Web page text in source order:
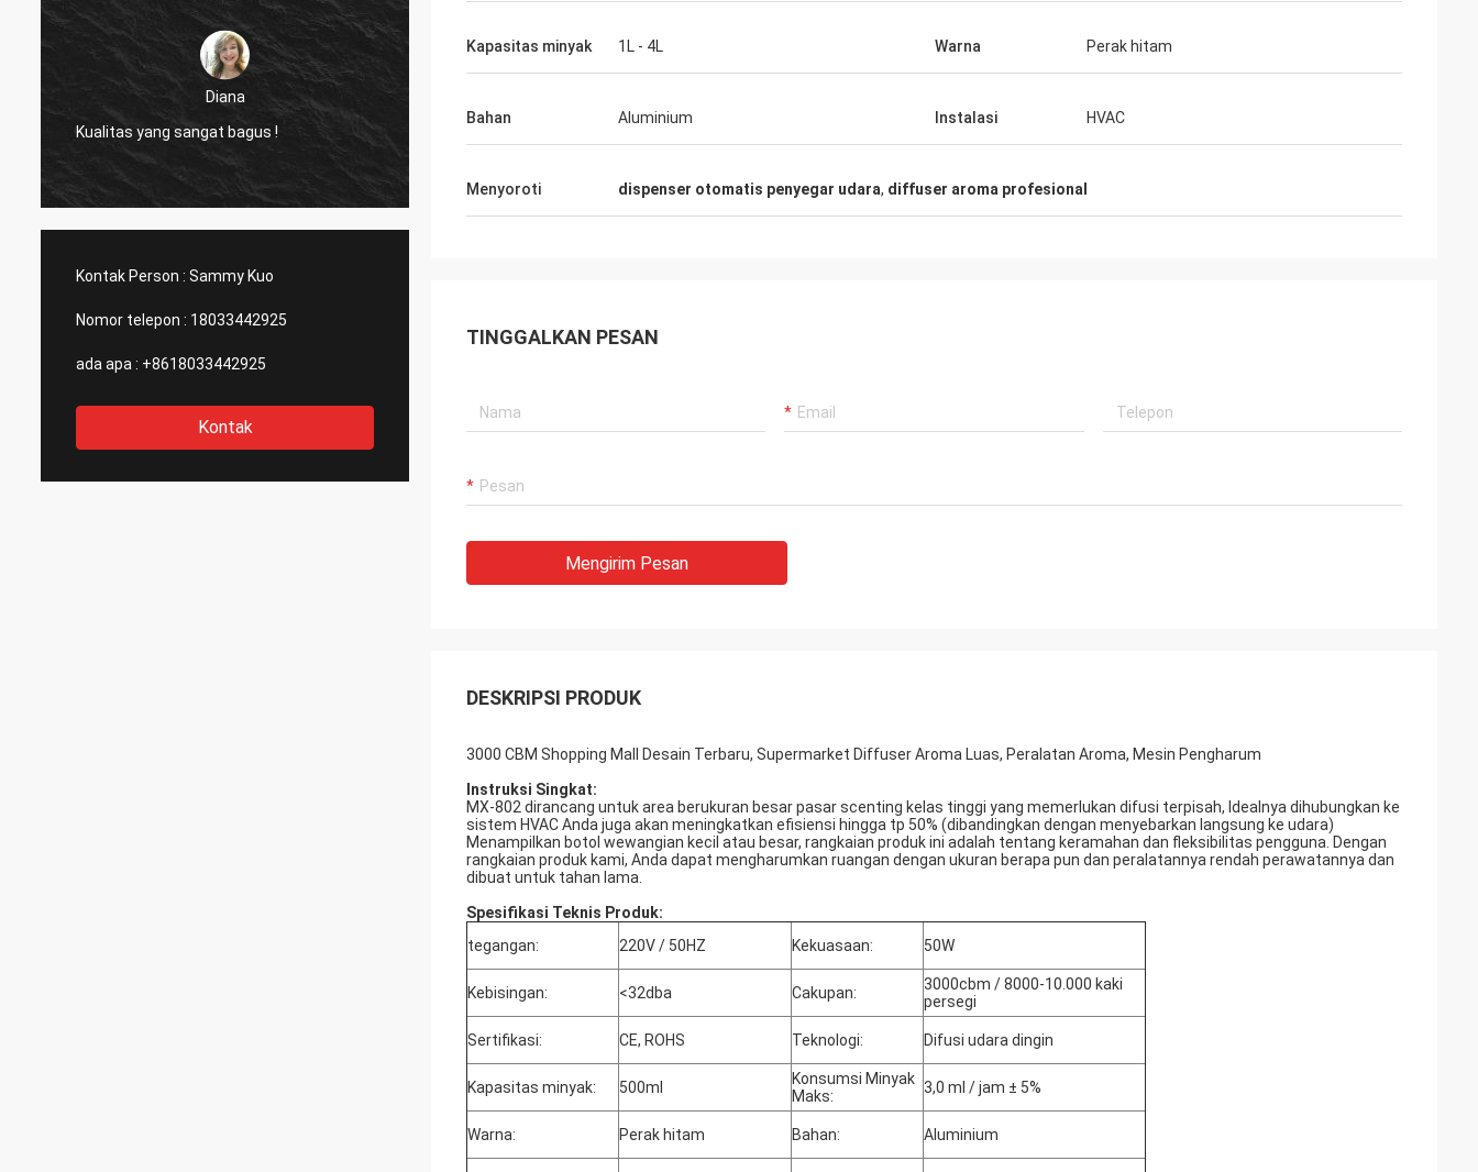
Diana
Kualitas yang sangat bagus !
Kontak Person : Sammy Kuo
Nomor telepon : 18033442925
ada apa : +8618033442925
Kontak
Kapasitas minyak 1L - 4L Warna Perak hitam
Bahan Aluminium Instalasi HVAC
Menyoroti dispenser otomatis penyegar udara, diffuser aroma profesional
TINGGALKAN PESAN
Mengirim Pesan
DESKRIPSI PRODUK
3000 CBM Shopping Mall Desain Terbaru, Supermarket Diffuser Aroma Luas, Peralatan Aroma, Mesin Pengharum
Instruksi Singkat:
MX-802 dirancang untuk area berukuran besar pasar scenting kelas tinggi yang memerlukan difusi terpisah, Idealnya dihubungkan ke
sistem HVAC Anda juga akan meningkatkan efisiensi hingga tp 50% (dibandingkan dengan menyebarkan langsung ke udara)
Menampilkan botol wewangian kecil atau besar, rangkaian produk ini adalah tentang keramahan dan fleksibilitas pengguna. Dengan
rangkaian produk kami, Anda dapat mengharumkan ruangan dengan ukuran berapa pun dan peralatannya rendah perawatannya dan
dibuat untuk tahan lama.
Spesifikasi Teknis Produk:
tegangan:
220V / 50HZ Kekuasaan: 50W
Kebisingan: <32dba Cakupan:
3000cbm / 8000-10.000 kaki
persegi
Sertifikasi: CE, ROHS Teknologi: Difusi udara dingin
Kapasitas minyak: 500ml
Konsumsi Minyak
Maks:
3,0 ml / jam ± 5%
Warna: Perak hitam Bahan: Aluminium